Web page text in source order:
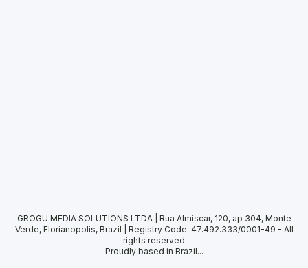
GROGU MEDIA SOLUTIONS LTDA | Rua Almiscar, 120, ap 304, Monte
Verde, Florianopolis, Brazil | Registry Code: 47.492.333/0001-49 - All
rights reserved
Proudly based in Brazil...